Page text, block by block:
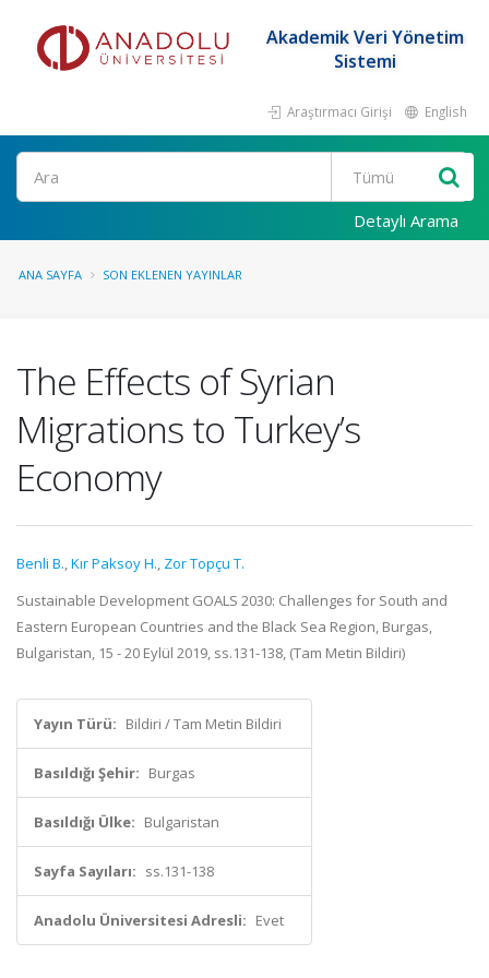
Akademik Veri Yönetim
Sistemi
Araştırmacı Girişi English
Ara
Detaylı Arama
ANA SAYFA SON EKLENEN YAYINLAR
The Effects of Syrian
Migrations to Turkey’s
Economy
Benli B.,Kır Paksoy H., Zor Topçu T.
Sustainable Development GOALS 2030: Challenges for South and
Eastern European Countries and the Black Sea Region, Burgas,
Bulgaristan, 15 - 20 Eylül 2019, ss.131-138, (Tam Metin Bildiri)
Yayın Türü: Bildiri / Tam Metin Bildiri
Basıldığı Şehir: Burgas
Basıldığı Ülke: Bulgaristan
Sayfa Sayıları: ss.131-138
Anadolu Üniversitesi Adresli: Evet